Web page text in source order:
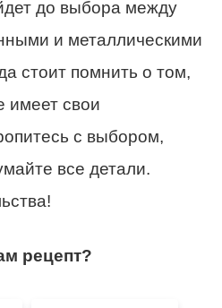
до выбора между
и металлическими
стоит помнить о том,
имеет свои
с выбором,
все детали.
рецепт?